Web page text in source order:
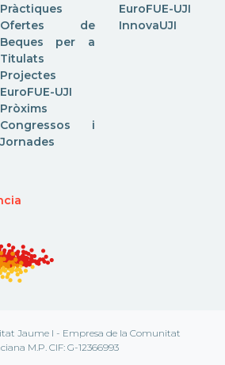
Pràctiques
Ofertes de
Beques per a
Titulats
Projectes
EuroFUE-UJI
Pròxims
Congressos i
Jornades
EuroFUE-UJI
InnovaUJI
Jaume I - Empresa de la Comunitat
M.P. CIF: G-12366993